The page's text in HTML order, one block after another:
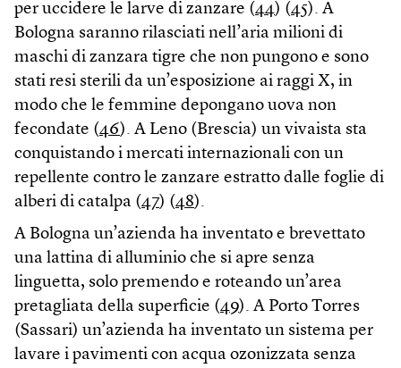
per uccidere le larve di zanzare (44) (45). A
Bologna saranno rilasciati nell’aria milioni di
maschi di zanzara tigre che non pungono e sono
stati resi sterili da un’esposizione ai raggi X, in
modo che le femmine depongano uova non
fecondate (46). A Leno (Brescia) un vivaista sta
conquistando i mercati internazionali con un
repellente contro le zanzare estratto dalle foglie di
alberi di catalpa (47) (48).
A Bologna un’azienda ha inventato e brevettato
una lattina di alluminio che si apre senza
linguetta, solo premendo e roteando un’area
pretagliata della superficie (49). A Porto Torres
(Sassari) un’azienda ha inventato un sistema per
lavare i pavimenti con acqua ozonizzata senza